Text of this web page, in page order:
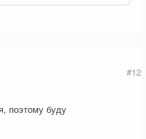
#12
поэтому буду